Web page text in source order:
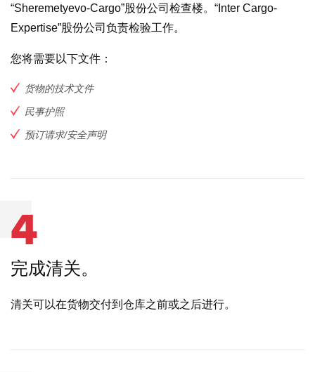
“Sheremetyevo-Cargo”股份公司检查楼。“Inter Cargo-
Expertise”股份公司负责检验工作。
您将需要以下文件：
货物的技术文件
民事护照
预订请求/安全声明
4
完成清关。
清关可以在货物交付到仓库之前或之后进行。